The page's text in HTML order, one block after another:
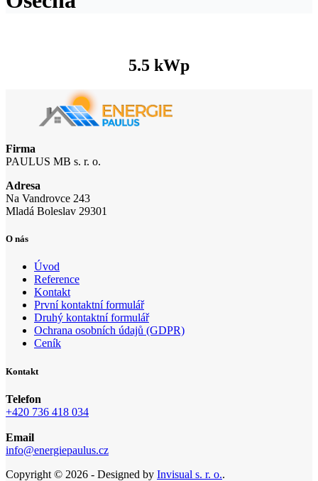
5.5 kWp
Firma
PAULUS MB s. r. o.
Adresa
Na Vandrovce 243
Mladá Boleslav 29301
O nás
Úvod
Reference
Kontakt
První kontaktní formulář
Druhý kontaktní formulář
Ochrana osobních údajů (GDPR)
Ceník
Kontakt
Telefon
+420 736 418 034
Email
info@energiepaulus.cz
Copyright © 2026 - Designed by Invisual s. r. o..